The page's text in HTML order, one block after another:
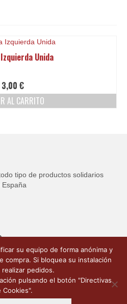
Unida
3,00 €
AL CARRITO
tipo de productos solidarios
su equipo de forma anónima y
compra. Si bloquea su instalación
realizar pedidos.
pulsando el botón "Directivas
Cookies".